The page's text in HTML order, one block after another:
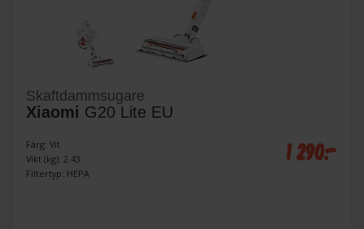
Skaftdammsugare
Xiaomi G20 Lite EU
Färg: Vit
Vikt (kg): 2.43
Filtertyp: HEPA
1 290:-